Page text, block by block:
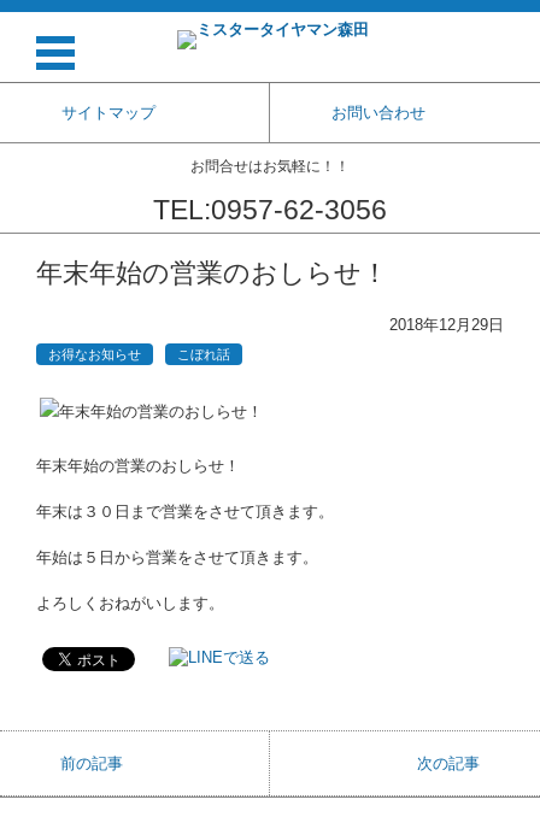
サイトマップ お問い合わせ
お問合せはお気軽に！！
TEL:0957-62-3056
コンテンツに移動
年末年始の営業のおしらせ！
2018年12月29日
お得なお知らせ こぼれ話
年末年始の営業のおしらせ！
年末は３０日まで営業をさせて頂きます。
年始は５日から営業をさせて頂きます。
よろしくおねがいします。
前の記事 次の記事